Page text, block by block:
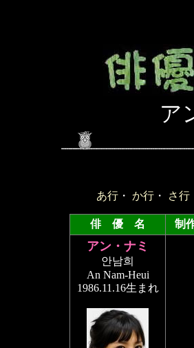
ア
あ行 ・ か行 ・ さ行
俳 優 名 制
アン・ナミ
안남희
An Nam-Heui
1986.11.16生まれ